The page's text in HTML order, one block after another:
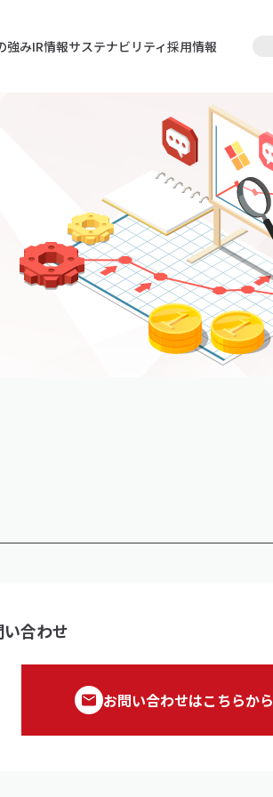
強みIR情報サステナビリティ採用情報
い合わせ
お問い合わせはこちらから